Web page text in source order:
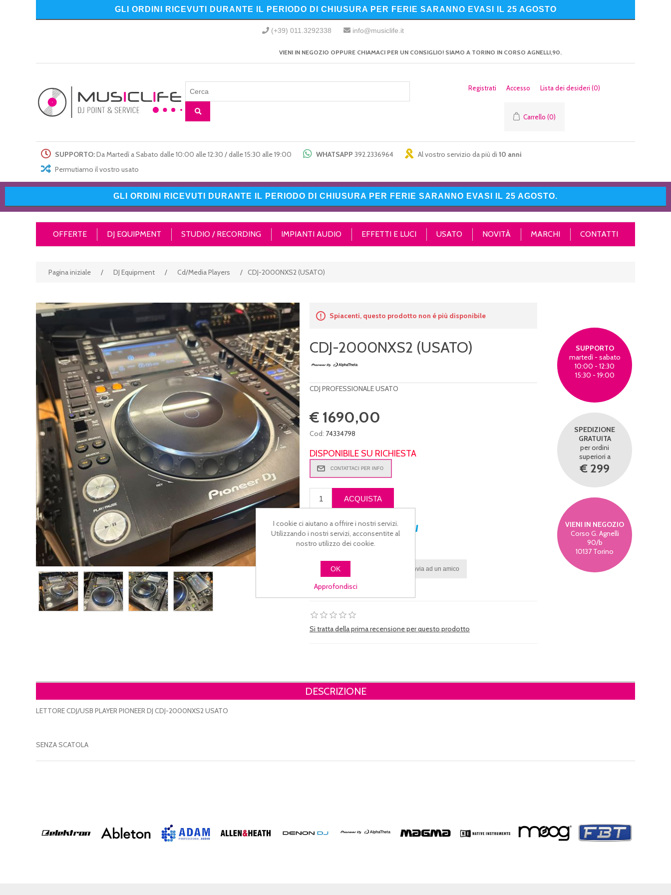
GLI ORDINI RICEVUTI DURANTE IL PERIODO DI CHIUSURA PER FERIE SARANNO EVASI IL 25 AGOSTO
(+39) 011.3292338 info@musiclife.it
VIENI IN NEGOZIO OPPURE CHIAMACI PER UN CONSIGLIO! SIAMO A TORINO IN CORSO AGNELLI,90.
Registrati Accesso Lista dei desideri (0)
Carrello (0)
SUPPORTO:Da Martedì a Sabato dalle 10:00 alle 12:30 / dalle 15:30 alle 19:00 WHATSAPP 392.2336964 Al vostro servizio da più di 10 anni
Permutiamo il vostro usato
GLI ORDINI RICEVUTI DURANTE IL PERIODO DI CHIUSURA PER FERIE SARANNO EVASI IL 25 AGOSTO.
OFFERTE DJ EQUIPMENT STUDIO / RECORDING IMPIANTI AUDIO EFFETTI E LUCI USATO NOVITÀ MARCHI CONTATTI
Pagina iniziale / DJ Equipment / Cd/Media Players / CDJ-2000NXS2 (USATO)
Spiacenti, questo prodotto non é più disponibile
CDJ-2000NXS2 (USATO)
CDJ PROFESSIONALE USATO
€ 1690,00
Cod: 74334798
DISPONIBILE SU RICHIESTA
PAGA IN 3 RATE CON
Si tratta della prima recensione per questo prodotto
SUPPORTO
martedì - sabato
10:00 - 12:30
15:30 - 19:00
SPEDIZIONE
GRATUITA
per ordini
superiori a
€ 299
VIENI IN NEGOZIO
Corso G. Agnelli
90/b
10137 Torino
DESCRIZIONE
LETTORE CDJ/USB PLAYER PIONEER DJ CDJ-2000NXS2 USATO
SENZA SCATOLA
I cookie ci aiutano a offrire i nostri servizi.
Utilizzando i nostri servizi, acconsentite al
nostro utilizzo dei cookie.
OK
Approfondisci